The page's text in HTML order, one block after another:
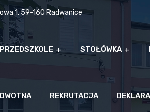
1, 59-160 Radwanice
PRZEDSZKOLE STOŁÓWKA
REKRUTACJA